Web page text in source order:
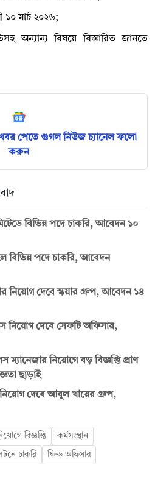
১০ মার্চ ২০২৬;
অন্যান্য বিষয়ে বিস্তারিত জানতে
পেতে গুগল নিউজ চ্যানেল ফলো
করুন
বিভিন্ন পদে চাকরি, আবেদন ১০
বিভিন্ন পদে চাকরি, আবেদন
নিয়োগ দেবে স্কয়ার গ্রুপ, আবেদন ১৪
নিয়োগ দেবে সেফটি অফিসার,
ম্যানেজার নিয়োগে বড় বিজ্ঞপ্তি প্রাণ
ছাড়াই
দেবে আবুল খায়ের গ্রুপ,
বিজ্ঞপ্তি কর্মসংস্থান
চাকরি ফিল্ড অফিসার